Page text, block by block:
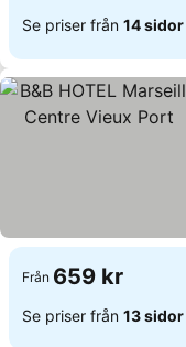
Se priser från 14 sidor
Från 659 kr
Se priser från 13 sidor